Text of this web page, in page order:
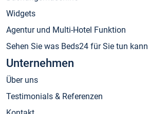
Widgets
Agentur und Multi-Hotel Funktion
Sehen Sie was Beds24 für Sie tun kann
Unternehmen
Über uns
Testimonials & Referenzen